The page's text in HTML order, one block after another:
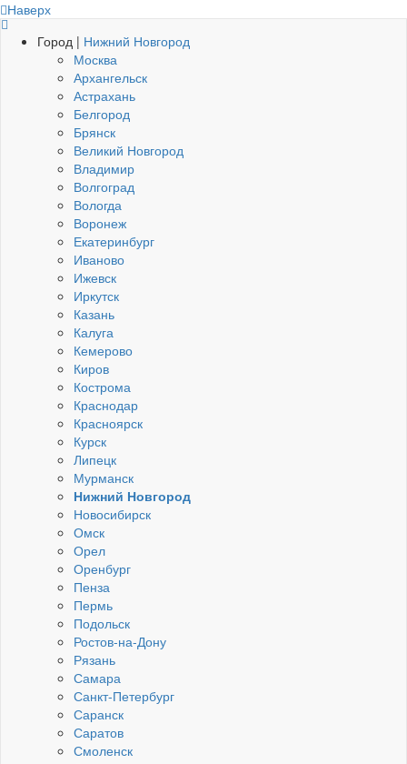
Наверх
Город | Нижний Новгород
Москва
Архангельск
Астрахань
Белгород
Брянск
Великий Новгород
Владимир
Волгоград
Вологда
Воронеж
Екатеринбург
Иваново
Ижевск
Иркутск
Казань
Калуга
Кемерово
Киров
Кострома
Краснодар
Красноярск
Курск
Липецк
Мурманск
Нижний Новгород
Новосибирск
Омск
Орел
Оренбург
Пенза
Пермь
Подольск
Ростов-на-Дону
Рязань
Самара
Санкт-Петербург
Саранск
Саратов
Смоленск